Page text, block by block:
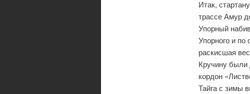
Итак,
трассе Амур
Упорный
Упорного и по
раскисшая
Кручину были
кордон
Тайга с зимы